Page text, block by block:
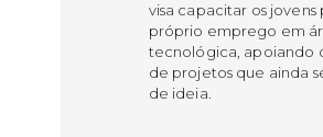
visa capacitar os
próprio emprego em
tecnológica, apoiando
de projetos que ainda
de ideia.